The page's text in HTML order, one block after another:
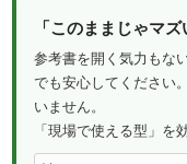
「このままじゃマ
参考書を開く気力も
でも安心してください
いません。
「現場で使える型」を